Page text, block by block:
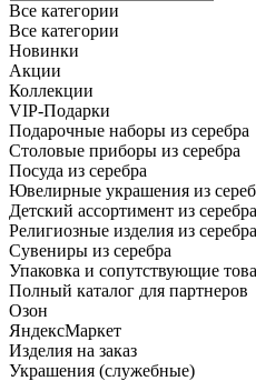
Все категории
Все категории
Новинки
Акции
Коллекции
VIP-Подарки
Подарочные наборы из серебра
Столовые приборы из серебра
Посуда из серебра
Ювелирные украшения из
Детский ассортимент из серебра
Религиозные изделия из серебра
Сувениры из серебра
Упаковка и сопутствующие
Полный каталог для партнеров
Озон
ЯндексМаркет
Изделия на заказ
Украшения (служебные)